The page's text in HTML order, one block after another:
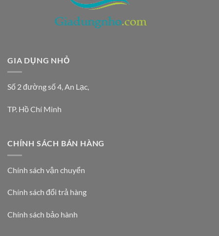
GIA DỤNG NHỎ
Số 2 đường số 4, An Lạc,
TP. Hồ Chí Minh
CHÍNH SÁCH BÁN HÀNG
Chính sách vận chuyển
Chính sách đổi trả hàng
Chính sách bảo hành